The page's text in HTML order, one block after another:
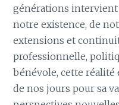
générations intervient
notre existence, de
extensions et
professionnelle,
bénévole, cette
de nos jours pour sa